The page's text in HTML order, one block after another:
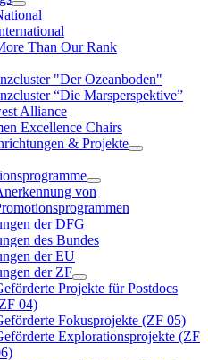
Than Our Rank
"Der Ozeanboden"
“Die Marsperspektive”
Alliance
Excellence Chairs
& Projekte
von
der DFG
des Bundes
der EU
der ZF
Projekte für Postdocs
04)
Fokusprojekte (ZF 05)
Explorationsprojekte (ZF